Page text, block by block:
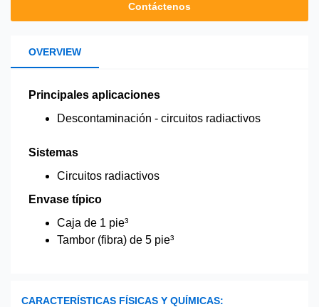
Contáctenos
OVERVIEW
Principales aplicaciones
Descontaminación - circuitos radiactivos
Sistemas
Circuitos radiactivos
Envase típico
Caja de 1 pie³
Tambor (fibra) de 5 pie³
CARACTERÍSTICAS FÍSICAS Y QUÍMICAS: